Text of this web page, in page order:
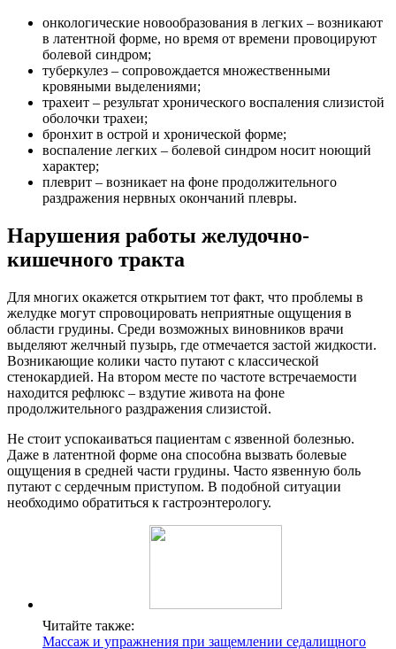
онкологические новообразования в легких – возникают
в латентной форме, но время от времени провоцируют
болевой синдром;
туберкулез – сопровождается множественными
кровяными выделениями;
трахеит – результат хронического воспаления слизистой
оболочки трахеи;
бронхит в острой и хронической форме;
воспаление легких – болевой синдром носит ноющий
характер;
плеврит – возникает на фоне продолжительного
раздражения нервных окончаний плевры.
Нарушения работы желудочно-
кишечного тракта
Для многих окажется открытием тот факт, что проблемы в
желудке могут спровоцировать неприятные ощущения в
области грудины. Среди возможных виновников врачи
выделяют желчный пузырь, где отмечается застой жидкости.
Возникающие колики часто путают с классической
стенокардией. На втором месте по частоте встречаемости
находится рефлюкс – вздутие живота на фоне
продолжительного раздражения слизистой.
Не стоит успокаиваться пациентам с язвенной болезнью.
Даже в латентной форме она способна вызвать болевые
ощущения в средней части грудины. Часто язвенную боль
путают с сердечным приступом. В подобной ситуации
необходимо обратиться к гастроэнтерологу.
Читайте также:
Массаж и упражнения при защемлении седалищного